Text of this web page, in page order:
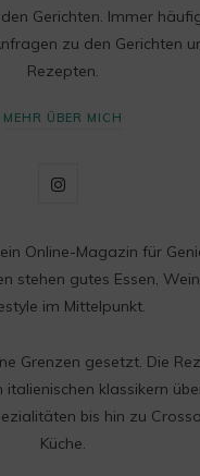
Gerichten. Immer
zu den Gerichten
Rezepten.
MEHR ÜBER MICH
I
s
t
g
r
Online-Magazin für
stehen gutes Essen,
im Mittelpunkt.
Grenzen gesetzt. Die
italienischen klassikern
bis hin zu
Küche.